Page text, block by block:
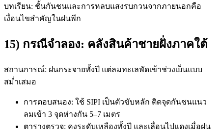
บทเรียน: ชั้นกันชนและการหลบแสงรบกวนจากภายนอกคือ
เงื่อนไขสำคัญในฝนพีก
15) กรณีจำลอง: คลังสินค้าชายฝั่งภาคใต้
สถานการณ์: ฝนกระจายทั้งปี แต่ลมทะเลพัดเข้าช่วงเย็นแบบ
สม่ำเสมอ
การตอบสนอง: ใช้ SIPI เป็นตัวขับหลัก ติดจุดกันชนแนว
ลมเข้า 3 จุดห่างกัน 5–7 เมตร
ตารางตรวจ: คงระดับเหลืองทั้งปี และเลื่อนไปแดงเมื่อฝน